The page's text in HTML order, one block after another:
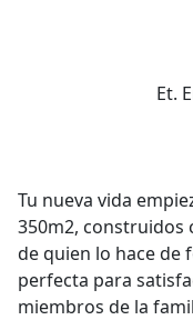
Et.
Tu nueva vida
350m2, construidos
de quien lo hace de
perfecta para
miembros de la